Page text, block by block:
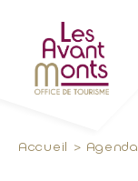
Accueil Agenda